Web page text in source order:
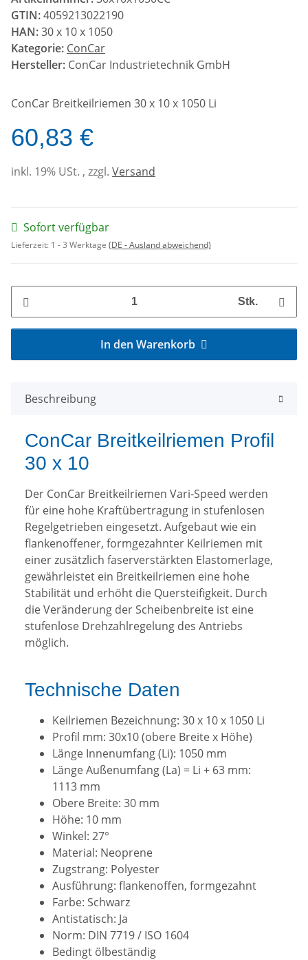
GTIN:4059213022190
HAN:30 x 10 x 1050
Kategorie: ConCar
Hersteller: ConCar Industrietechnik GmbH
ConCar Breitkeilriemen 30 x 10 x 1050 Li
60,83 €
inkl. 19% USt. , zzgl. Versand
Sofort verfügbar
Lieferzeit: 1 - 3 Werktage (DE - Ausland abweichend)
Stk.
In den Warenkorb
Beschreibung
ConCar Breitkeilriemen Profil
30 x 10
Der ConCar Breitkeilriemen Vari-Speed werden
für eine hohe Kraftübertragung in stufenlosen
Regelgetrieben eingesetzt. Aufgebaut wie ein
flankenoffener, formgezahnter Keilriemen mit
einer zusätzlich faserverstärkten Elastomerlage,
gewährleistet ein Breitkeilriemen eine hohe
Stabilität und erhöht die Quersteifigkeit. Durch
die Veränderung der Scheibenbreite ist eine
stufenlose Drehzahlregelung des Antriebs
möglich.
Technische Daten
Keilriemen Bezeichnung: 30 x 10 x 1050 Li
Profil mm: 30x10 (obere Breite x Höhe)
Länge Innenumfang (Li): 1050 mm
Länge Außenumfang (La) = Li + 63 mm:
1113 mm
Obere Breite: 30 mm
Höhe: 10 mm
Winkel: 27°
Material: Neoprene
Zugstrang: Polyester
Ausführung: flankenoffen, formgezahnt
Farbe: Schwarz
Antistatisch: Ja
Norm: DIN 7719 / ISO 1604
Bedingt ölbeständig